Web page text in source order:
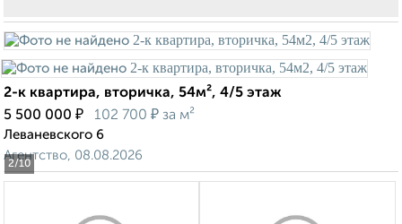
2/10
2-к квартира, вторичка, 54м², 4/5 этаж
5 500 000 ₽ 102 700 ₽ за м²
Леваневского 6
Агентство, 08.08.2026